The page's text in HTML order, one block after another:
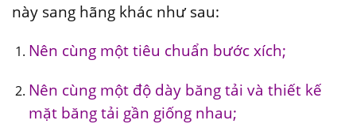
này sang hãng khác như sau:
Nên cùng một tiêu chuẩn bước xích;
Nên cùng một độ dày băng tải và thiết kế
mặt băng tải gần giống nhau;